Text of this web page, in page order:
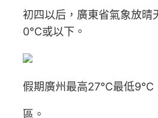
初四以后，廣東省氣象放
0℃或以下。
假期廣州最高27℃最低9℃
區。